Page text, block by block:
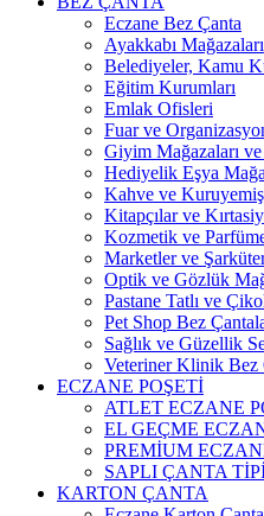
Eczane Bez Çanta
Ayakkabı Mağazaları
Belediyeler, Kamu
Eğitim Kurumları
Emlak Ofisleri
Fuar ve
Giyim Mağazaları
Hediyelik Eşya
Kahve ve Kuruyemiş
Kitapçılar ve
Kozmetik ve
Marketler ve
Optik ve Gözlük
Pastane Tatlı ve
Pet Shop Bez
Sağlık ve Güzellik
Veteriner Klinik Bez
ECZANE POŞETİ
ATLET ECZANE
EL GEÇME
PREMİUM
SAPLI ÇANTA
KARTON ÇANTA